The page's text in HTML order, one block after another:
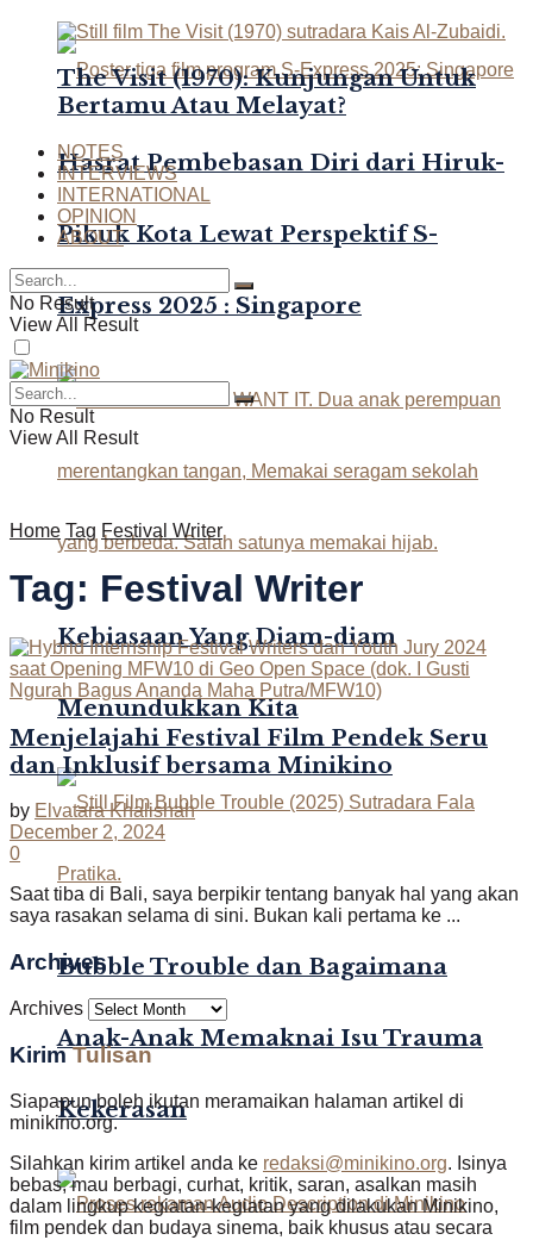
Hasrat Pembebasan Diri dari Hiruk-
Pikuk Kota Lewat Perspektif S-
Express 2025 : Singapore
Kebiasaan Yang Diam-diam
Menundukkan Kita
Bubble Trouble dan Bagaimana
Anak-Anak Memaknai Isu Trauma
Kekerasan
The Visit (1970): Kunjungan Untuk
Bertamu Atau Melayat?
NOTES
INTERVIEWS
INTERNATIONAL
OPINION
ABOUT
No Result
View All Result
No Result
View All Result
Home Tag Festival Writer
Tag: Festival Writer
Menjelajahi Festival Film Pendek Seru
dan Inklusif bersama Minikino
by Elvatara Khalishah
December 2, 2024
0
Saat tiba di Bali, saya berpikir tentang banyak hal yang akan
saya rasakan selama di sini. Bukan kali pertama ke ...
Archives
Archives
KirimTulisan
Siapapun boleh ikutan meramaikan halaman artikel di
minikino.org.
Silahkan kirim artikel anda ke redaksi@minikino.org. Isinya
bebas, mau berbagi, curhat, kritik, saran, asalkan masih
dalam lingkup kegiatan-kegiatan yang dilakukan Minikino,
film pendek dan budaya sinema, baik khusus atau secara